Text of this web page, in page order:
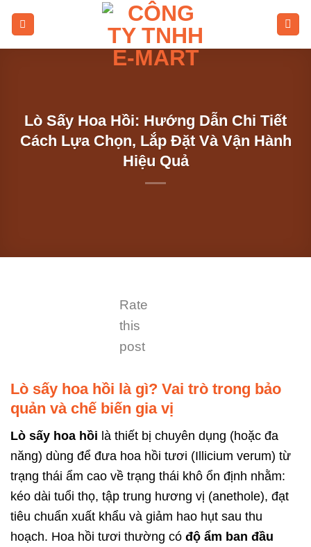
Lò Sấy Hoa Hồi: Hướng Dẫn Chi Tiết
Cách Lựa Chọn, Lắp Đặt Và Vận Hành
Hiệu Quả
Rate
this
post
Lò sấy hoa hồi là gì? Vai trò trong bảo
quản và chế biến gia vị
Lò sấy hoa hồi là thiết bị chuyên dụng (hoặc đa
năng) dùng để đưa hoa hồi tươi (Illicium verum) từ
trạng thái ẩm cao về trạng thái khô ổn định nhằm:
kéo dài tuổi thọ, tập trung hương vị (anethole), đạt
tiêu chuẩn xuất khẩu và giảm hao hụt sau thu
hoạch. Hoa hồi tươi thường có độ ẩm ban đầu